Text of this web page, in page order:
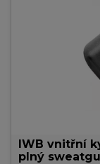
IWB vnitřní
plný